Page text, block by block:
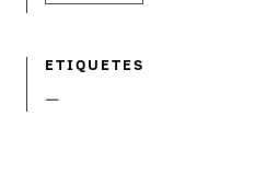
ETIQUETES
—